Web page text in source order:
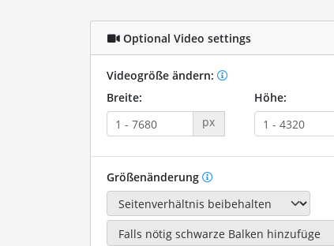
Optional Video settings
Videogröße ändern:
Breite:
px
Höhe:
Größenänderung